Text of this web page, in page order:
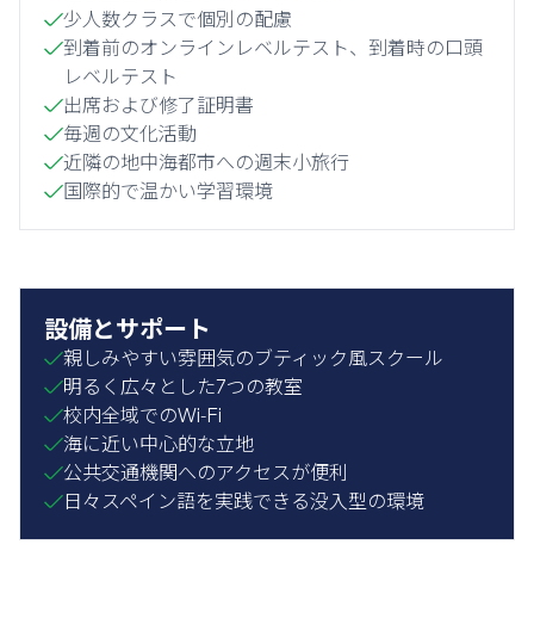
少人数クラスで個別の配慮
到着前のオンラインレベルテスト、到着時の口頭
レベルテスト
出席および修了証明書
毎週の文化活動
近隣の地中海都市への週末小旅行
国際的で温かい学習環境
設備とサポート
親しみやすい雰囲気のブティック風スクール
明るく広々とした7つの教室
校内全域でのWi‑Fi
海に近い中心的な立地
公共交通機関へのアクセスが便利
日々スペイン語を実践できる没入型の環境